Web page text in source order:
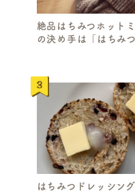
絶品はちみつホット
の決め手は「はちみ
はちみつドレッシン